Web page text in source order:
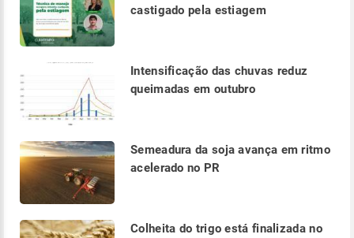
castigado pela estiagem
Intensificação das chuvas reduz
queimadas em outubro
Semeadura da soja avança em ritmo
acelerado no PR
Colheita do trigo está finalizada no